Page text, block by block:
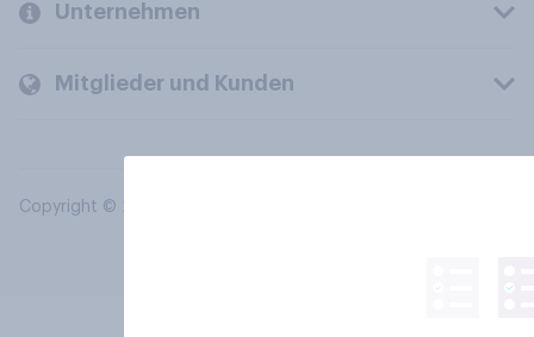
Unternehmen
Mitglieder und Kunden
Copyright © 2026 YouGov PLC. Alle Rechte vorbehalten.